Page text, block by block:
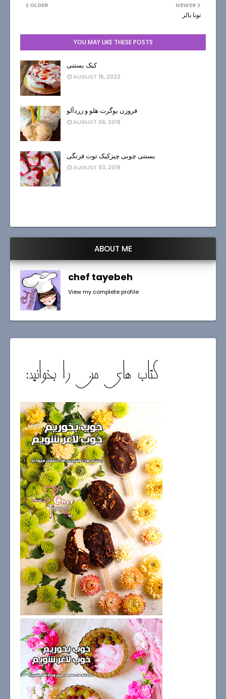
NEWER
تونا بالز
OLDER
YOU MAY LIKE THESE POSTS
کیک بستنی
AUGUST 16, 2022
فروزن یوگرت هلو و زردآلو
AUGUST 06, 2019
بستنی چوبی چیزکیک توت فرنگی
AUGUST 03, 2019
ABOUT ME
chef tayebeh
View my complete profile